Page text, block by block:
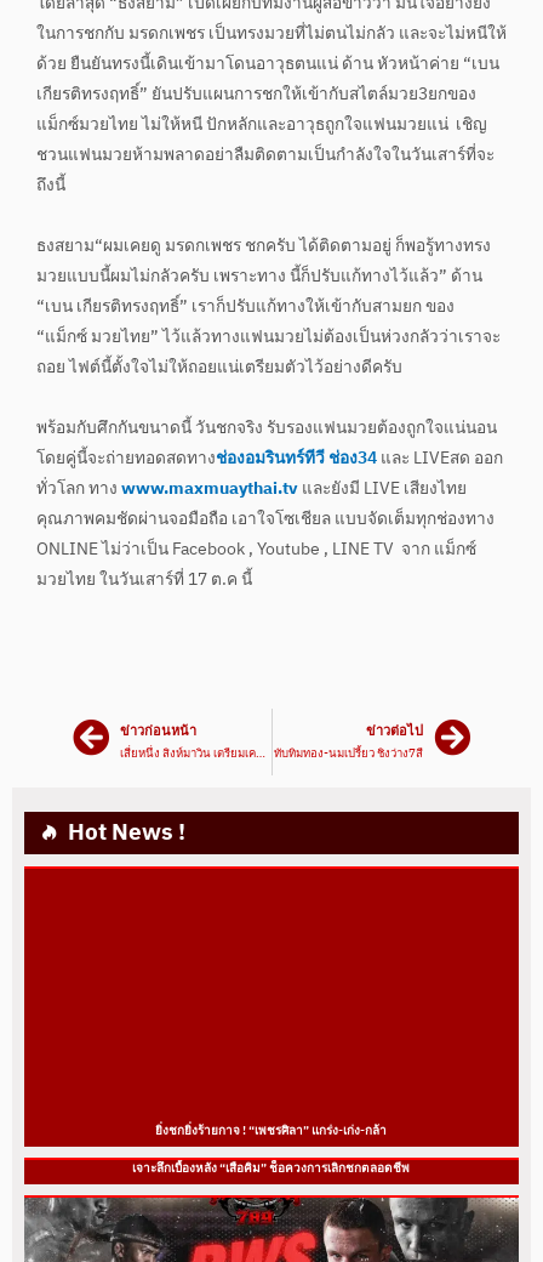
ในการชกกับ มรดกเพชร เป็นทรงมวยที่ไม่ตนไม่กลัว และจะไม่หนีให้
ด้วย ยืนยันทรงนี้เดินเข้ามาโดนอาวุธตนแน่ ด้าน หัวหน้าค่าย “เบน
เกียรติทรงฤทธิ์” ยันปรับแผนการชกให้เข้ากับสไตล์มวย3ยกของ
แม็กซ์มวยไทย ไม่ให้หนี ปักหลักและอาวุธถูกใจแฟนมวยแน่ เชิญ
ชวนแฟนมวยห้ามพลาดอย่าลืมติดตามเป็นกำลังใจในวันเสาร์ที่จะ
ถึงนี้
ธงสยาม“ผมเคยดู มรดกเพชร ชกครับ ได้ติดตามอยู่ ก็พอรู้ทางทรง
มวยแบบนี้ผมไม่กลัวครับ เพราะทาง นี้ก็ปรับแก้ทางไว้แล้ว” ด้าน
“เบน เกียรติทรงฤทธิ์” เราก็ปรับแก้ทางให้เข้ากับสามยก ของ
“แม็กซ์ มวยไทย” ไว้แล้วทางแฟนมวยไม่ต้องเป็นห่วงกลัวว่าเราจะ
ถอย ไฟต์นี้ตั้งใจไม่ให้ถอยแน่เตรียมตัวไว้อย่างดีครับ
พร้อมกับศึกกันขนาดนี้ วันชกจริง รับรองแฟนมวยต้องถูกใจแน่นอน
โดยคู่นี้จะถ่ายทอดสดทางช่องอมรินทร์ทีวี ช่อง34และ LIVEสด ออก
ทั่วโลก ทางwww.maxmuaythai.tvและยังมี LIVE เสียงไทย
คุณภาพคมชัดผ่านจอมือถือ เอาใจโซเชียล แบบจัดเต็มทุกช่องทาง
ONLINE ไม่ว่าเป็น Facebook , Youtube , LINE TV จาก แม็กซ์
มวยไทย ในวันเสาร์ที่ 17 ต.ค นี้
ข่าวก่อนหน้า
เสี่ยหนึ่ง สิงห์มาวิน เตรียมเคลียร์จัด เพชรภูไท ดวลเดือด ฉลาม
ข่าวต่อไป
ทับทิมทอง-นมเปรี้ยว ชิงว่าง7สี
Hot News !
ยิ่งชกยิ่งร้ายกาจ ! “เพชรศิลา” แกร่ง-เก่ง-กล้า
เจาะลึกเบื้องหลัง “เสือคิม” ช็อควงการเลิกชกตลอดชีพ